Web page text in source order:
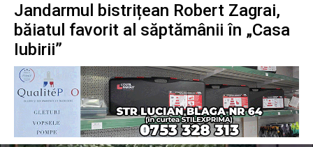
Jandarmul bistrițean Robert Zagrai,
băiatul favorit al săptămânii în „Casa
Iubirii”